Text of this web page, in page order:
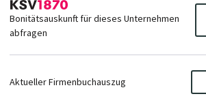
Bonitätsauskunft für dieses Unternehmen
abfragen
Aktueller Firmenbuchauszug